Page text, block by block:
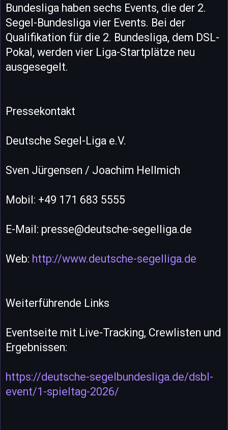
Bundesliga haben sechs Events, die der 2.
Segel-Bundesliga vier Events. Bei der
Qualifikation für die 2. Bundesliga, dem DSL-
Pokal, werden vier Liga-Startplätze neu
ausgesegelt.
Pressekontakt
Deutsche Segel-Liga e.V.
Sven Jürgensen / Joachim Hellmich
Mobil: +49 171 683 5555
E-Mail: presse@deutsche-segelliga.de
Web: http://www.deutsche-segelliga.de
Weiterführende Links
Eventseite mit Live-Tracking, Crewlisten und
Ergebnissen:
https://deutsche-segelbundesliga.de/dsbl-
event/1-spieltag-2026/